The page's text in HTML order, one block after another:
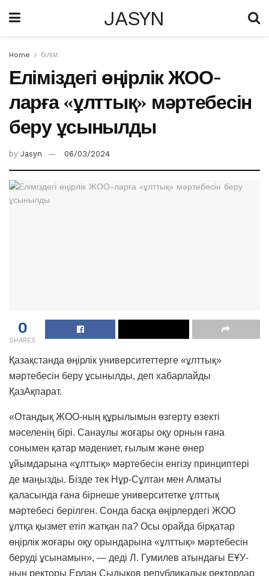
JASYN
Home білім
Еліміздегі өңірлік ЖОО-
ларға «ұлттық» мәртебесін
беру ұсынылды
by Jasyn 06/03/2024
0
SHARES
Қазақстанда өңірлік университеттерге «ұлттық»
мәртебесін беру ұсынылды, деп хабарлайды
ҚазАқпарат.
«Отандық ЖОО-ның құрылымын өзгерту өзекті
мәселенің бірі. Санаулы жоғары оқу орнын ғана
сонымен қатар мәдениет, ғылым және өнер
ұйымдарына «ұлттық» мәртебесін енгізу принциптері
де маңызды. Бізде тек Нұр-Сұлтан мен Алматы
қаласында ғана бірнеше университетке ұлттық
мәртебесі берілген. Сонда басқа өңірлердегі ЖОО
ұлтқа қызмет етіп жатқан па? Осы орайда бірқатар
өңірлік жоғары оқу орындарына «ұлттық» мәртебесін
беруді ұсынамын», — деді Л. Гумилев атындағы ЕҰУ-
ның ректоры Ерлан Сыдықов републикалық ректорлар